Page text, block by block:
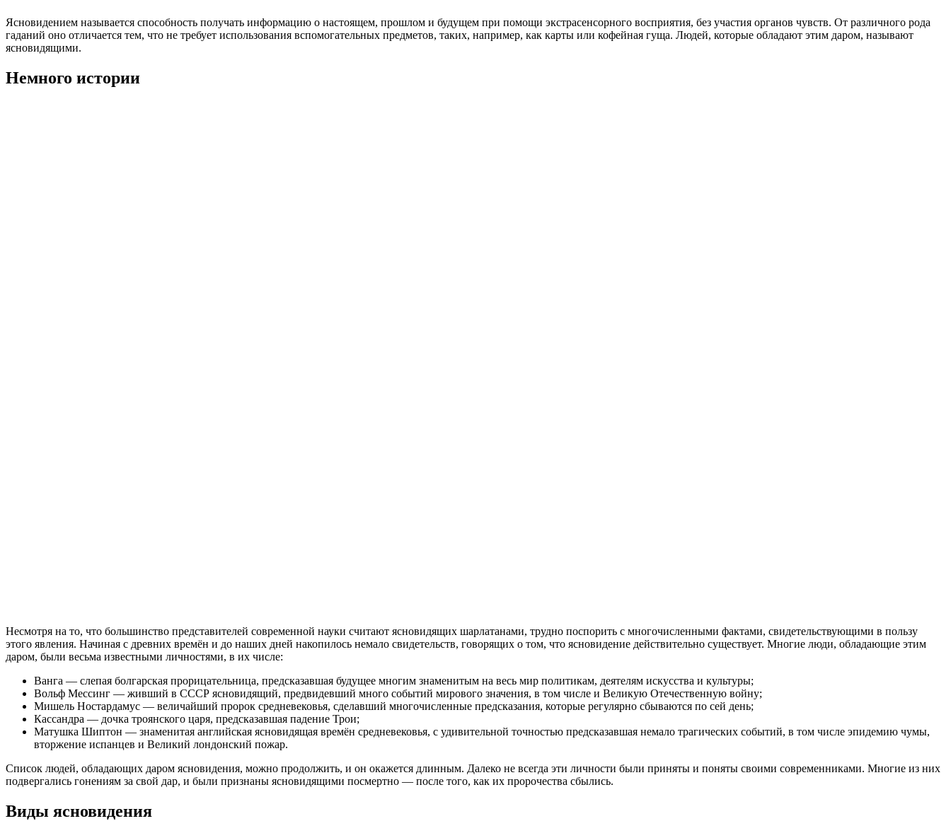
Ясновидением называется способность получать информацию о настоящем, прошлом и будущем при помощи экстрасенсорного восприятия, без участия органов чувств. От различного рода
гаданий оно отличается тем, что не требует использования вспомогательных предметов, таких, например, как карты или кофейная гуща. Людей, которые обладают этим даром, называют
ясновидящими.
Немного истории
Несмотря на то, что большинство представителей современной науки считают ясновидящих шарлатанами, трудно поспорить с многочисленными фактами, свидетельствующими в пользу
этого явления. Начиная с древних времён и до наших дней накопилось немало свидетельств, говорящих о том, что ясновидение действительно существует. Многие люди, обладающие этим
даром, были весьма известными личностями, в их числе:
Ванга — слепая болгарская прорицательница, предсказавшая будущее многим знаменитым на весь мир политикам, деятелям искусства и культуры;
Вольф Мессинг — живший в СССР ясновидящий, предвидевший много событий мирового значения, в том числе и Великую Отечественную войну;
Мишель Ностардамус — величайший пророк средневековья, сделавший многочисленные предсказания, которые регулярно сбываются по сей день;
Кассандра — дочка троянского царя, предсказавшая падение Трои;
Матушка Шиптон — знаменитая английская ясновидящая времён средневековья, с удивительной точностью предсказавшая немало трагических событий, в том числе эпидемию чумы,
вторжение испанцев и Великий лондонский пожар.
Список людей, обладающих даром ясновидения, можно продолжить, и он окажется длинным. Далеко не всегда эти личности были приняты и поняты своими современниками. Многие из них
подвергались гонениям за свой дар, и были признаны ясновидящими посмертно — после того, как их пророчества сбылись.
Виды ясновидения